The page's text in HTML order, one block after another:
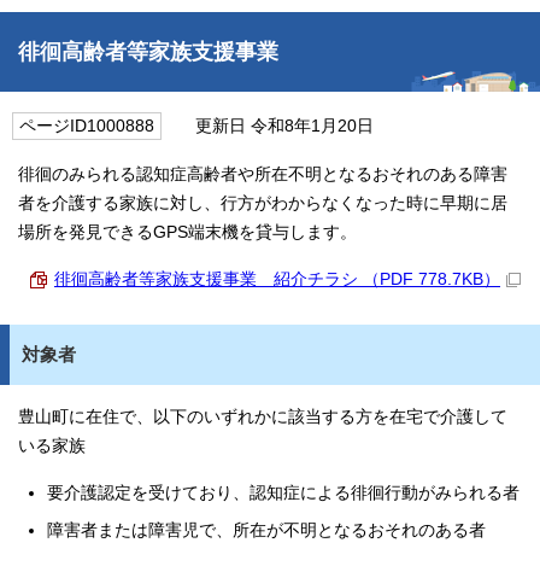
徘徊高齢者等家族支援事業
ページID1000888 更新日 令和8年1月20日
徘徊のみられる認知症高齢者や所在不明となるおそれのある障害
者を介護する家族に対し、行方がわからなくなった時に早期に居
場所を発見できるGPS端末機を貸与します。
徘徊高齢者等家族支援事業 紹介チラシ （PDF 778.7KB）
対象者
豊山町に在住で、以下のいずれかに該当する方を在宅で介護して
いる家族
要介護認定を受けており、認知症による徘徊行動がみられる者
障害者または障害児で、所在が不明となるおそれのある者